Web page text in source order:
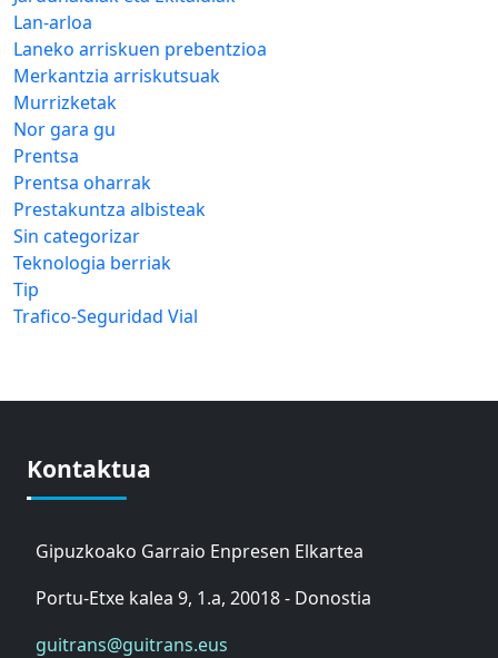
Lan-arloa
Laneko arriskuen prebentzioa
Merkantzia arriskutsuak
Murrizketak
Nor gara gu
Prentsa
Prentsa oharrak
Prestakuntza albisteak
Sin categorizar
Teknologia berriak
Tip
Trafico-Seguridad Vial
Kontaktua
Gipuzkoako Garraio Enpresen Elkartea
Portu-Etxe kalea 9, 1.a, 20018 - Donostia
guitrans@guitrans.eus